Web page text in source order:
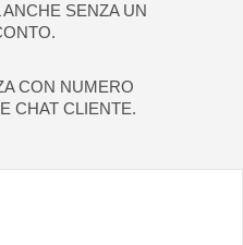
ANCHE SENZA UN
CON NUMERO
CHAT CLIENTE.